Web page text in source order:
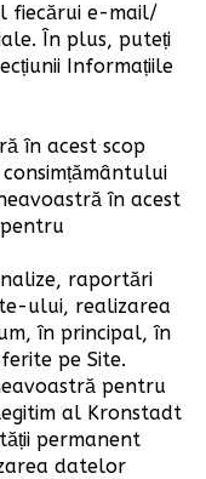
fiecărui e-mail/
În plus, puteți
Informațiile
în acest scop
în acest
raportări
ului, realizarea
în principal, în
pe Site.
pentru
al Kronstadt
permanent
datelor